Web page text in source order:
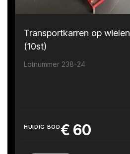
Transportkarren op wielen
(10st)
Lotnummer 238-24
HUIDIG BOD€ 60